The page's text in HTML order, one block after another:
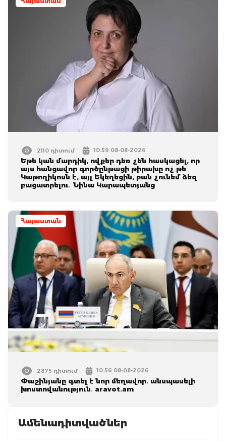
2110 դիտում 10:59 08-08-2026
Եթե կան մարդիկ, ովքեր դեռ չեն հասկացել, որ
այս հանցավոր գործընթացի թիրախը ոչ թե
Կաթողիկոսն է, այլ Եկեղեցին, բան չունեմ ձեզ
բացատրելու․ Նինա Կարապետյանց
Հայաստան
2875 դիտում 10:56 08-08-2026
Փաշինյանը գտել է նոր մեղավոր․ անսպասելի
խոստովանություն․ aravot.am
Ամենադիտվածներ